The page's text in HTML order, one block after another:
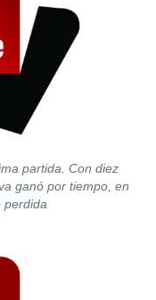
partida. Con diez
ganó por tiempo, en
perdida